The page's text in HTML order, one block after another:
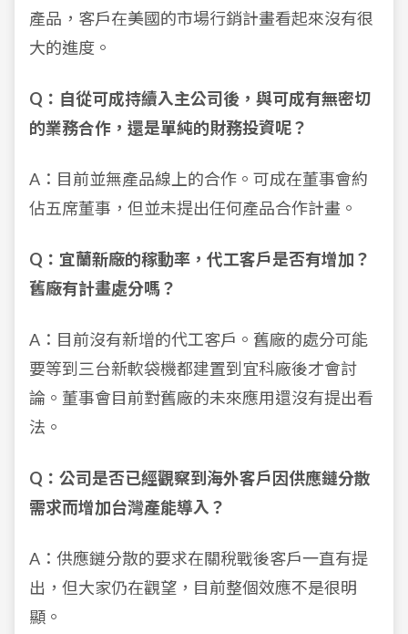
產品，客戶在美國的市場行銷計畫看起來沒有很
大的進度。
Q：自從可成持續入主公司後，與可成有無密切
的業務合作，還是單純的財務投資呢？
A：目前並無產品線上的合作。可成在董事會約
佔五席董事，但並未提出任何產品合作計畫。
Q：宜蘭新廠的稼動率，代工客戶是否有增加？
舊廠有計畫處分嗎？
A：目前沒有新增的代工客戶。舊廠的處分可能
要等到三台新軟袋機都建置到宜科廠後才會討
論。董事會目前對舊廠的未來應用還沒有提出看
法。
Q：公司是否已經觀察到海外客戶因供應鏈分散
需求而增加台灣產能導入？
A：供應鏈分散的要求在關稅戰後客戶一直有提
出，但大家仍在觀望，目前整個效應不是很明
顯。